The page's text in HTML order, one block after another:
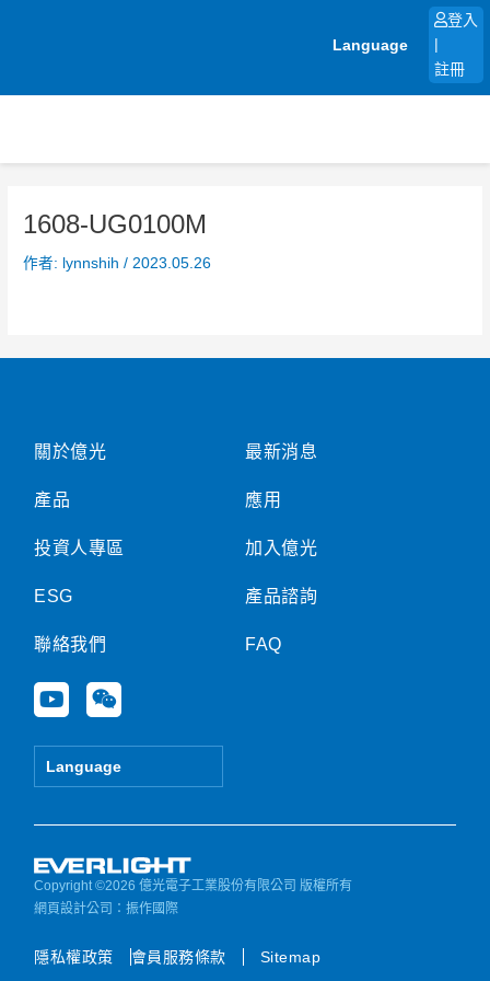
Language
登入
註冊
1608-UG0100M
作者: lynnshih/ 2023.05.26
關於億光
產品
投資人專區
ESG
聯絡我們
Y
o
u
e
W
e
i
Language
最新消息
應用
加入億光
產品諮詢
FAQ
Copyright ©2026 億光電子工業股份有限公司 版權所有
網頁設計公司 ：振作國際
隱私權政策 會員服務條款 Sitemap